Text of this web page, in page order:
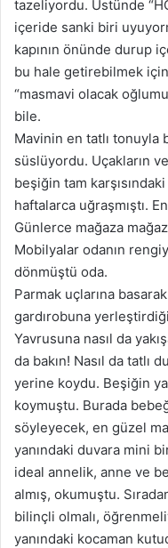
tazeliyordu. Üstünde
içeride sanki biri
kapının önünde durup
bu hale getirebilmek
“masmavi olacak
bile.
Mavinin en tatlı tonuyla
süslüyordu. Uçakların
beşiğin tam
haftalarca uğraşmıştı.
Günlerce mağaza
Mobilyalar odanın
dönmüştü oda.
Parmak uçlarına
gardırobuna
Yavrusuna nasıl da
da bakın! Nasıl da tatlı
yerine koydu. Beşiğin
koymuştu. Burada
söyleyecek, en güzel
yanındaki duvara mini
ideal annelik, anne ve
almış, okumuştu.
bilinçli olmalı,
yanındaki kocaman